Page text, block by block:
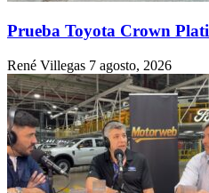
Prueba Toyota Crown
René Villegas 7 agosto, 2026